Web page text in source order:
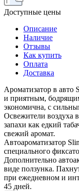
Доступные цены
Описание
Наличие
Отзывы
Как купить
Оплата
Доставка
Ароматизатор в авто
и приятным,
экономична, с
Освежители воздуха
запахи как едкий
свежий аромат.
Автоароматизатор
специального
Дополнительно
виде ползунка.
при ежедневном и
45 дней.